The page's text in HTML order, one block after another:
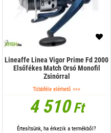
Lineaffe Linea Vigor Prime Fd 2000
Elsőfékes Match Orsó Monofil
Zsinórral
Többféle elérhető >>>
4 510Ft
Értesítsünk, ha érkezik a termékből?